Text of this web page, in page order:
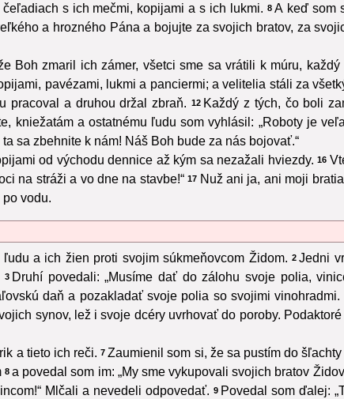
s ich mečmi, kopijami a s ich lukmi. 8 A keď som
a hrozného Pána a bojujte za svojich bratov, za
Boh zmaril ich zámer, všetci sme sa vrátili k múru, každý
pavézami, lukmi a panciermi; a velitelia stáli za
pracoval a druhou držal zbraň. 12 Každý z tých, čo boli
kniežatám a ostatnému ľudu som vyhlásil: „Roboty je
sa zbehnite k nám! Náš Boh bude za nás bojovať.“
od východu dennice až kým sa nezažali hviezdy. 16
na stráži a vo dne na stavbe!“ 17 Nuž ani ja, ani moji
vodu.
a ich žien proti svojim súkmeňovcom Židom. 2 Jedni
3 Druhí povedali: „Musíme dať do zálohu svoje polia,
daň a pozakladať svoje polia so svojimi vinohradmi.
synov, lež i svoje dcéry uvrhovať do poroby.
a tieto ich reči. 7 Zaumienil som si, že sa pustím do
8 a povedal som im: „My sme vykupovali svojich bratov
Mlčali a nevedeli odpovedať. 9 Povedal som ďalej: